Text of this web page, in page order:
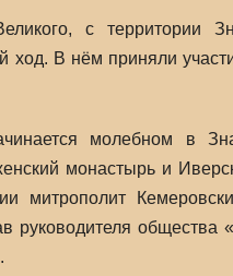
с территории
В нём приняли
молебном в
монастырь и
митрополит
руководителя